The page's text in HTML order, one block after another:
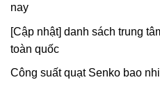
nay
[Cập nhật] danh sách trung
toàn quốc
Công suất quạt Senko bao